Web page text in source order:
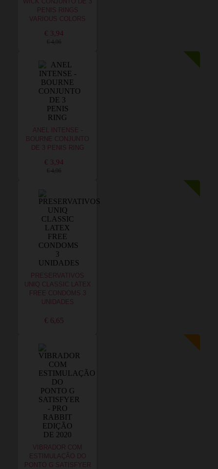
WICK CONJUNTO DE 3
PENIS RINGS
VARIOUS COLORS
€ 3,94
€ 4,96
ANEL INTENSE -
BOURNE CONJUNTO
DE 3 PENIS RING
€ 3,94
€ 4,96
PRESERVATIVOS
UNIQ CLASSIC LATEX
FREE CONDOMS 3
UNIDADES
€ 6,65
VIBRADOR COM
ESTIMULAÇÃO DO
PONTO G SATISFYER